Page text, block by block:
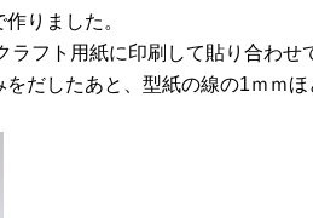
りました。
フト用紙に印刷して貼り合わせ
だしたあと、型紙の線の1ｍｍ